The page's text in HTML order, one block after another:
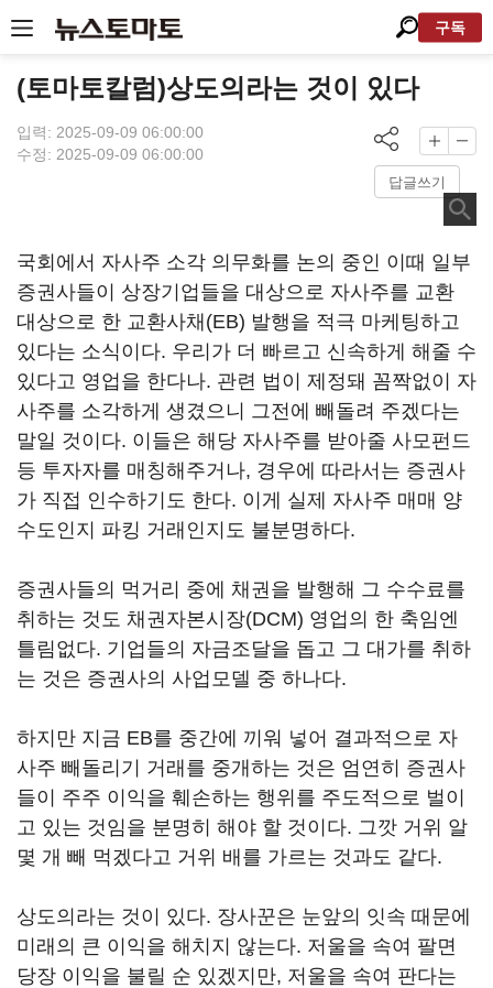
구독
(토마토칼럼)상도의라는 것이 있다
입력: 2025-09-09 06:00:00
수정: 2025-09-09 06:00:00
답글쓰기
국회에서 자사주 소각 의무화를 논의 중인 이때 일부
증권사들이 상장기업들을 대상으로 자사주를 교환
대상으로 한 교환사채(EB) 발행을 적극 마케팅하고
있다는 소식이다. 우리가 더 빠르고 신속하게 해줄 수
있다고 영업을 한다나. 관련 법이 제정돼 꼼짝없이 자
사주를 소각하게 생겼으니 그전에 빼돌려 주겠다는
말일 것이다. 이들은 해당 자사주를 받아줄 사모펀드
등 투자자를 매칭해주거나, 경우에 따라서는 증권사
가 직접 인수하기도 한다. 이게 실제 자사주 매매 양
수도인지 파킹 거래인지도 불분명하다.
증권사들의 먹거리 중에 채권을 발행해 그 수수료를
취하는 것도 채권자본시장(DCM) 영업의 한 축임엔
틀림없다. 기업들의 자금조달을 돕고 그 대가를 취하
는 것은 증권사의 사업모델 중 하나다.
하지만 지금 EB를 중간에 끼워 넣어 결과적으로 자
사주 빼돌리기 거래를 중개하는 것은 엄연히 증권사
들이 주주 이익을 훼손하는 행위를 주도적으로 벌이
고 있는 것임을 분명히 해야 할 것이다. 그깟 거위 알
몇 개 빼 먹겠다고 거위 배를 가르는 것과도 같다.
상도의라는 것이 있다. 장사꾼은 눈앞의 잇속 때문에
미래의 큰 이익을 해치지 않는다. 저울을 속여 팔면
당장 이익을 불릴 순 있겠지만, 저울을 속여 판다는